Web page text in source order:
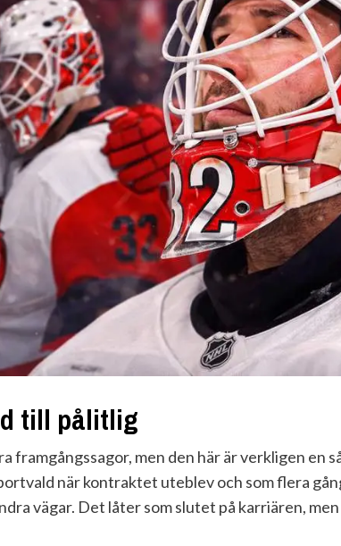
till pålitlig
framgångssagor, men den här är verkligen en
när kontraktet uteblev och som flera
vägar. Det låter som slutet på karriären,